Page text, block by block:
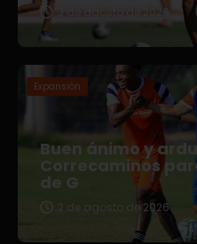
3 de agosto de 2026
Expansión
Buen ánimo y
Correcaminos
de G
2 de agosto de 2026